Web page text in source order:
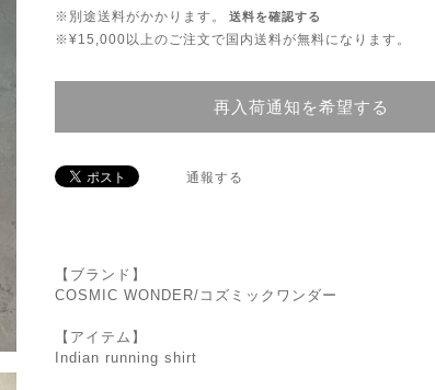
※別途送料がかかります。 送料を確認する
※¥15,000以上のご注文で国内送料が無料になります。
再入荷通知を希望する
通報する
【ブランド】
COSMIC WONDER/コズミックワンダー
【アイテム】
Indian running shirt